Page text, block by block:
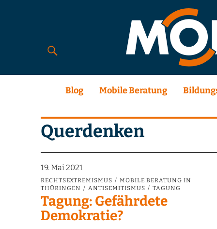
Blog Mobile Beratung
Querdenken
19. Mai 2021
RECHTSEXTREMISMUS
MOBILE BERATUNG IN
THÜRINGEN
ANTISEMITISMUS TAGUNG
Tagung: Gefährdete
Demokratie?